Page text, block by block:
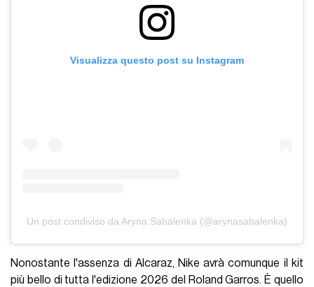
Visualizza questo post su Instagram
Un post condiviso da Aryna Sabalenka (@arynasabalenka)
Nonostante l'assenza di Alcaraz, Nike avrà comunque il kit
più bello di tutta l'edizione 2026 del Roland Garros. È quello